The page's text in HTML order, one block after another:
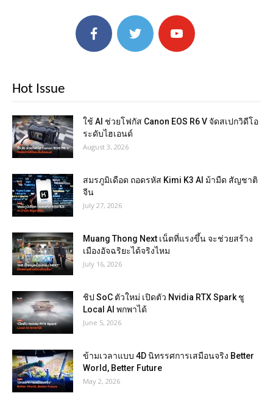
Hot Issue
ใช้ AI ช่วยโฟกัส Canon EOS R6 V จัดสเปกวิดีโอ
ระดับไฮเอนด์
August 3, 2026
สมรภูมิเดือด ถอดรหัส Kimi K3 AI ม้ามืด สัญชาติ
จีน
July 27, 2026
Muang Thong Next เน็ตที่แรงขึ้น จะช่วยสร้าง
เมืองอัจฉริยะได้จริงไหม
July 16, 2026
ชิป SoC ตัวใหม่ เปิดตัว Nvidia RTX Spark ชู
Local AI พกพาได้
June 5, 2026
ข้ามเวลาแบบ 4D นิทรรศการเสมือนจริง Better
World, Better Future
May 2, 2026